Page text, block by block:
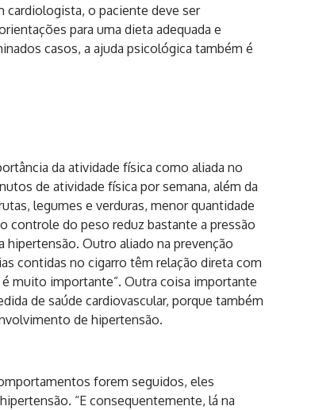
cardiologista, o paciente deve ser
para uma dieta adequada e
casos, a ajuda psicológica também é
da atividade física como aliada no
de atividade física por semana, além da
legumes e verduras, menor quantidade
controle do peso reduz bastante a pressão
hipertensão. Outro aliado na prevenção
contidas no cigarro têm relação direta com
muito importante”. Outra coisa importante
de saúde cardiovascular, porque também
de hipertensão.
forem seguidos, eles
“E consequentemente, lá na